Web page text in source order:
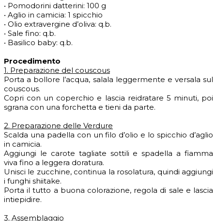
• Pomodorini datterini: 100 g
• Aglio in camicia: 1 spicchio
• Olio extravergine d’oliva: q.b.
• Sale fino: q.b.
• Basilico baby: q.b.
Procedimento
1. Preparazione del couscous
Porta a bollore l’acqua, salala leggermente e versala sul
couscous.
Copri con un coperchio e lascia reidratare 5 minuti, poi
sgrana con una forchetta e tieni da parte.
2. Preparazione delle Verdure
Scalda una padella con un filo d’olio e lo spicchio d’aglio
in camicia.
Aggiungi le carote tagliate sottili e spadella a fiamma
viva fino a leggera doratura.
Unisci le zucchine, continua la rosolatura, quindi aggiungi
i funghi shiitake.
Porta il tutto a buona colorazione, regola di sale e lascia
intiepidire.
3. Assemblaggio